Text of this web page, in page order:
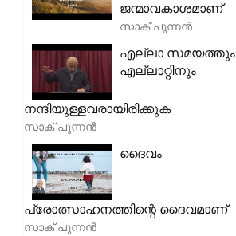
ജന്മാവകാശമാണ്
സാക് പുന്നൻ
എല്ലാ സമയത്തും
എല്ലാറ്റിനും
നന്ദിയുള്ളവരായിരിക്കുക
സാക് പുന്നൻ
ദൈവം
പ്രോത്സാഹനത്തിന്റെ ദൈവമാണ്
സാക് പുന്നൻ